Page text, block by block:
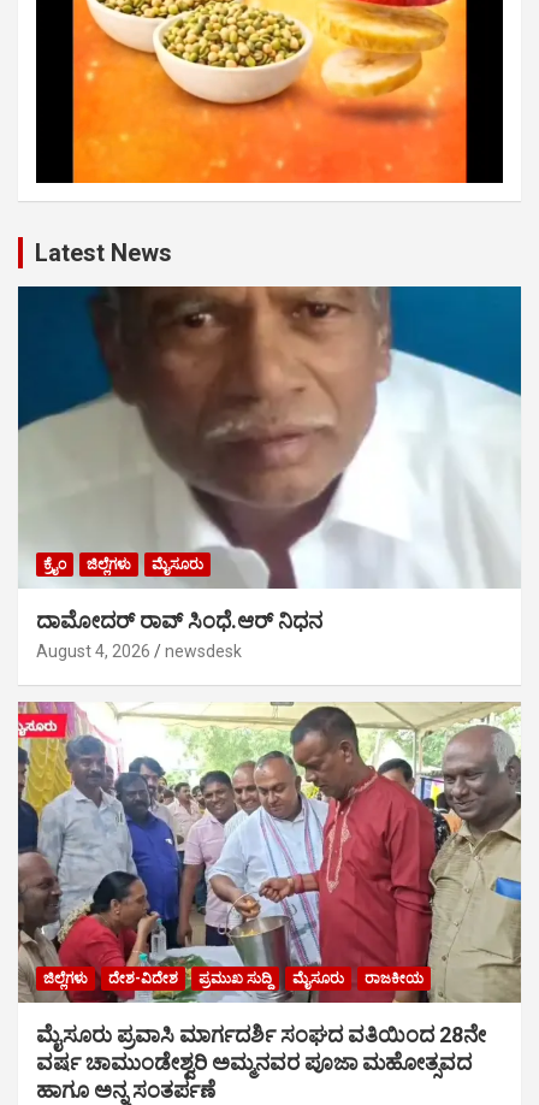
Latest News
ಕ್ರೈಂ ಜಿಲ್ಲೆಗಳು ಮೈಸೂರು
ದಾಮೋದರ್ ರಾವ್ ಸಿಂಧೆ.ಆರ್ ನಿಧನ
August 4, 2026 newsdesk
ಜಿಲ್ಲೆಗಳು ದೇಶ-ವಿದೇಶ ಪ್ರಮುಖ ಸುದ್ದಿ ಮೈಸೂರು ರಾಜಕೀಯ
ಮೈಸೂರು ಪ್ರವಾಸಿ ಮಾರ್ಗದರ್ಶಿ ಸಂಘದ ವತಿಯಿಂದ 28ನೇ
ವರ್ಷ ಚಾಮುಂಡೇಶ್ವರಿ ಅಮ್ಮನವರ ಪೂಜಾ ಮಹೋತ್ಸವದ
ಹಾಗೂ ಅನ್ನ ಸಂತರ್ಪಣೆ